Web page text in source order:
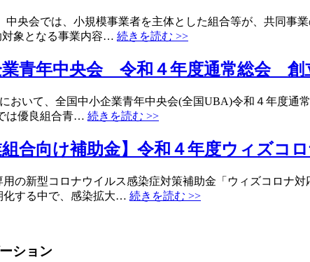
央会では、小規模事業者を主体とした組合等が、共同事
対象となる事業内容… 続きを読む >>
業青年中央会 令和４年度通常総会
おいて、全国中小企業青年中央会(全国UBA)令和４年度通
は優良組合青… 続きを読む >>
組合向け補助金】令和４年度ウィズコ
の新型コロナウイルス感染症対策補助金「ウィズコロナ
化する中で、感染拡大… 続きを読む >>
ション